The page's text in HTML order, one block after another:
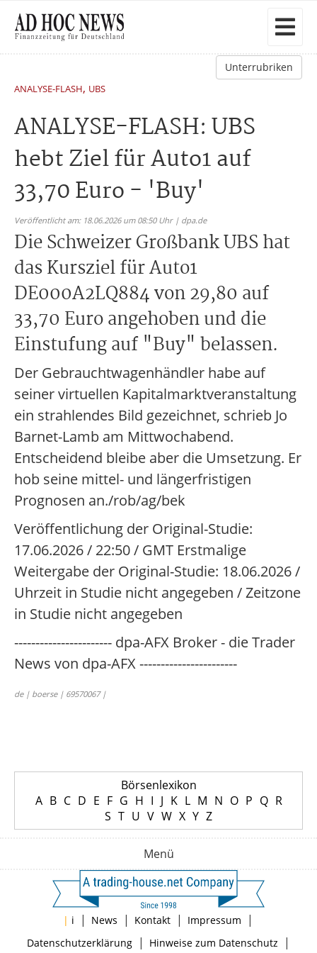
Unterrubriken
ANALYSE-FLASH, UBS
ANALYSE-FLASH: UBS
hebt Ziel für Auto1 auf
33,70 Euro - 'Buy'
Veröffentlicht am: 18.06.2026 um 08:50 Uhr | dpa.de
Die Schweizer Großbank UBS hat
das Kursziel für Auto1
DE000A2LQ884 von 29,80 auf
33,70 Euro angehoben und die
Einstufung auf "Buy" belassen.
Der Gebrauchtwagenhändler habe auf
seiner virtuellen Kapitalmarktveranstaltung
ein strahlendes Bild gezeichnet, schrieb Jo
Barnet-Lamb am Mittwochabend.
Entscheidend bleibe aber die Umsetzung. Er
hob seine mittel- und längerfristigen
Prognosen an./rob/ag/bek
Veröffentlichung der Original-Studie:
17.06.2026 / 22:50 / GMT Erstmalige
Weitergabe der Original-Studie: 18.06.2026 /
Uhrzeit in Studie nicht angegeben / Zeitzone
in Studie nicht angegeben
----------------------- dpa-AFX Broker - die Trader
News von dpa-AFX -----------------------
de | boerse | 69570067 |
Börsenlexikon
A B C D E F G H I J K L M N O P Q R
S T U V W X Y Z
Menü
| i | News | Kontakt | Impressum |
Datenschutzerklärung| Hinweise zum Datenschutz |